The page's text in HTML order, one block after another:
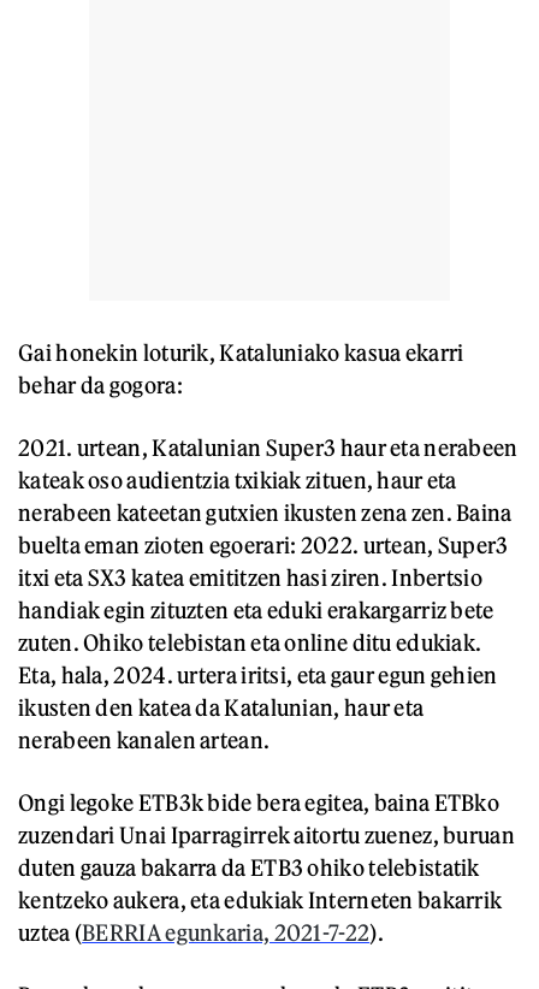
Gai honekin loturik, Kataluniako kasua ekarri
behar da gogora:
2021. urtean, Katalunian Super3 haur eta nerabeen
kateak oso audientzia txikiak zituen, haur eta
nerabeen kateetan gutxien ikusten zena zen. Baina
buelta eman zioten egoerari: 2022. urtean, Super3
itxi eta SX3 katea emititzen hasi ziren. Inbertsio
handiak egin zituzten eta eduki erakargarriz bete
zuten. Ohiko telebistan eta online ditu edukiak.
Eta, hala, 2024. urtera iritsi, eta gaur egun gehien
ikusten den katea da Katalunian, haur eta
nerabeen kanalen artean.
Ongi legoke ETB3k bide bera egitea, baina ETBko
zuzendari Unai Iparragirrek aitortu zuenez, buruan
duten gauza bakarra da ETB3 ohiko telebistatik
kentzeko aukera, eta edukiak Interneten bakarrik
uztea (BERRIA egunkaria, 2021-7-22).